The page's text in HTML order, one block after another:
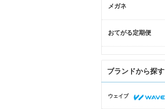
メガネ
おてがる定期便
ブランドから探す
ウェイブ